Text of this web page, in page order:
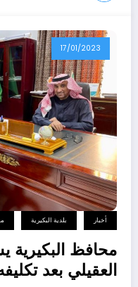
17/01/2023
أخبار بلدية البكيرية
محافظ البكيرية
العقيلي بعد